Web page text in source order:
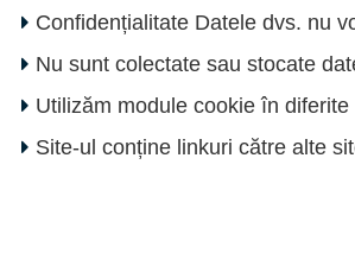
Confidențialitate Datele dvs. nu
Nu sunt colectate sau stocate
Utilizăm module cookie în
Site-ul conține linkuri către alte